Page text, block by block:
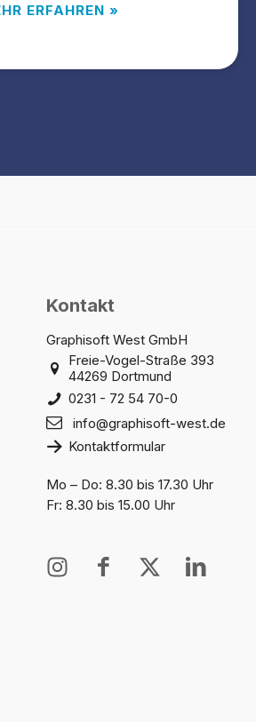
ERFAHREN »
Kontakt
Graphisoft West GmbH
Freie-Vogel-Straße 393
44269 Dortmund
0231 - 72 54 70-0
info@graphisoft-west.de
Kontaktformular
Mo – Do: 8.30 bis 17.30 Uhr
Fr: 8.30 bis 15.00 Uhr
I
I
X
I